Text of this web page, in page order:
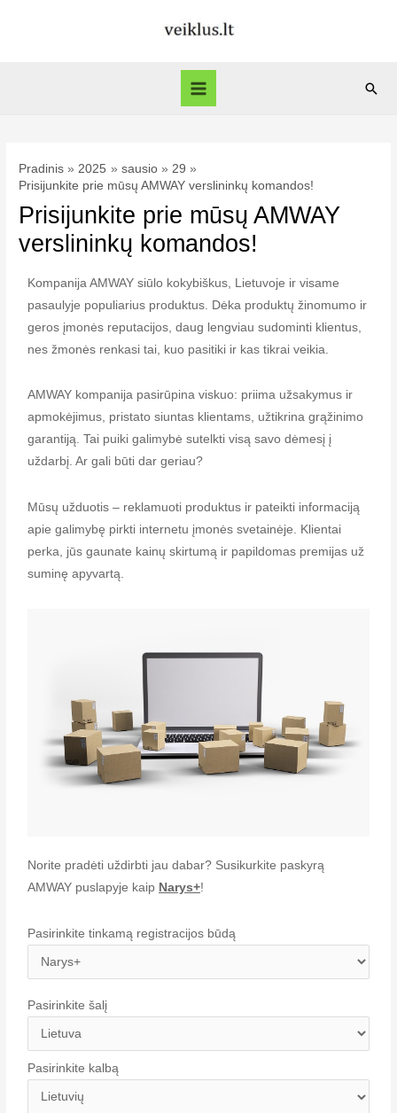
Pradinis 2025 sausio
29
Prisijunkite prie mūsų AMWAY verslininkų komandos!
Prisijunkite prie mūsų AMWAY
verslininkų komandos!
Kompanija AMWAY siūlo kokybiškus, Lietuvoje ir visame
pasaulyje populiarius produktus. Dėka produktų žinomumo ir
geros įmonės reputacijos, daug lengviau sudominti klientus,
nes žmonės renkasi tai, kuo pasitiki ir kas tikrai veikia.
AMWAY kompanija pasirūpina viskuo: priima užsakymus ir
apmokėjimus, pristato siuntas klientams, užtikrina grąžinimo
garantiją. Tai puiki galimybė sutelkti visą savo dėmesį į
uždarbį. Ar gali būti dar geriau?
Mūsų užduotis – reklamuoti produktus ir pateikti informaciją
apie galimybę pirkti internetu įmonės svetainėje. Klientai
perka, jūs gaunate kainų skirtumą ir papildomas premijas už
suminę apyvartą.
Norite pradėti uždirbti jau dabar? Susikurkite paskyrą
AMWAY puslapyje kaip Narys+!
Pasirinkite tinkamą registracijos būdą
Pasirinkite šalį
Pasirinkite kalbą